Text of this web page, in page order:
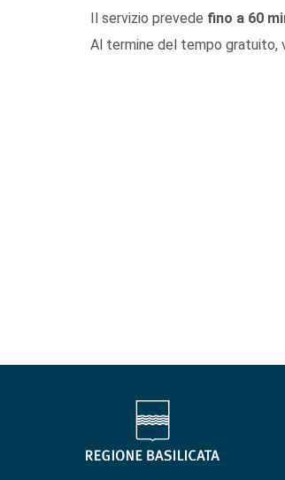
Il servizio prevede fino a 60
Al termine del tempo gratuito,